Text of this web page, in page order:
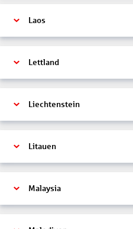
Laos
Lettland
Liechtenstein
Litauen
Malaysia